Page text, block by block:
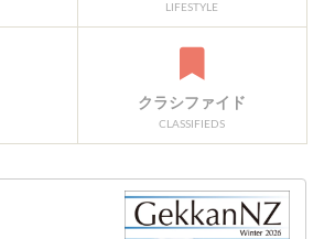
LIFESTYLE
クラシファイド
CLASSIFIEDS